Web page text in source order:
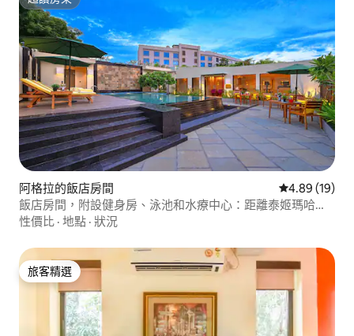
超讚房東
阿格拉的飯店房間 從 19 則評價
4.89 (19)
飯店房間，附設健身房、泳池和水療中心：距離泰姬瑪哈陵
5 分鐘
性價比 · 地點 · 狀況
旅客精選
旅客精選